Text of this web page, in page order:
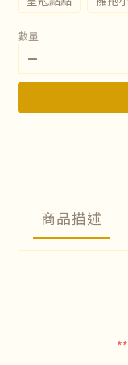
數量
商品描述